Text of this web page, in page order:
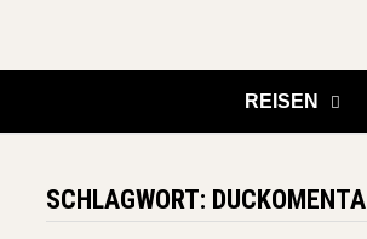
Inhalt
REISEN
SCHLAGWORT: DUCKOMENTA